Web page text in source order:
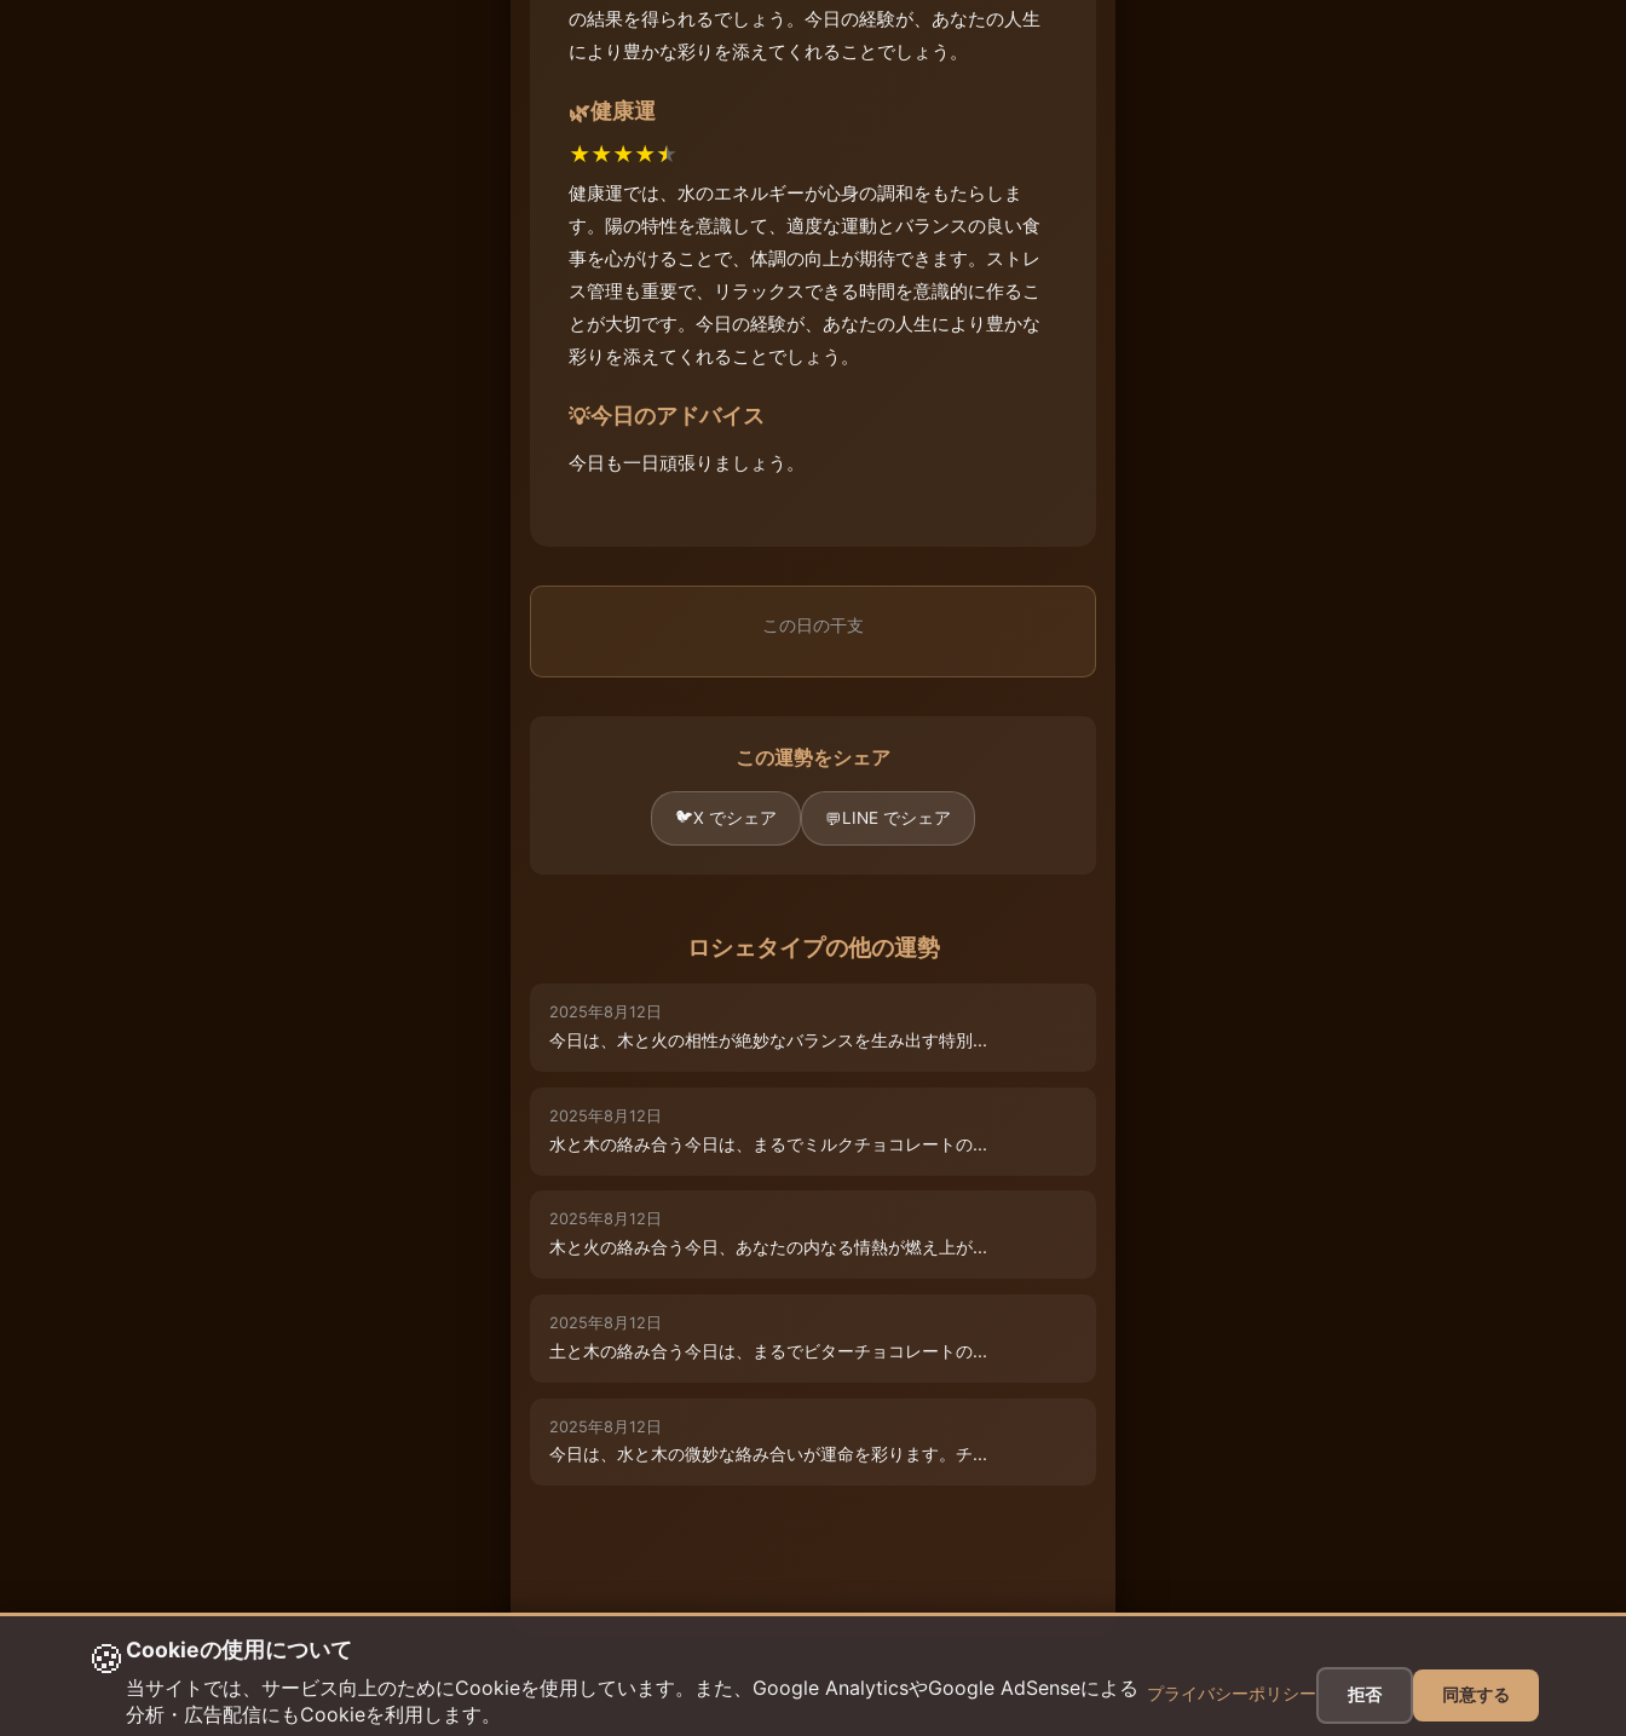
の結果を得られるでしょう。今日の経験が、あなたの人生
により豊かな彩りを添えてくれることでしょう。
🌿健康運
★★★★★
健康運では、水のエネルギーが心身の調和をもたらしま
す。陽の特性を意識して、適度な運動とバランスの良い食
事を心がけることで、体調の向上が期待できます。ストレ
ス管理も重要で、リラックスできる時間を意識的に作るこ
とが大切です。今日の経験が、あなたの人生により豊かな
彩りを添えてくれることでしょう。
💡今日のアドバイス
今日も一日頑張りましょう。
この日の干支
この運勢をシェア
🐦X でシェア 💬LINE でシェア
ロシェタイプの他の運勢
2025年8月12日
今日は、木と火の相性が絶妙なバランスを生み出す特別...
2025年8月12日
水と木の絡み合う今日は、まるでミルクチョコレートの...
2025年8月12日
木と火の絡み合う今日、あなたの内なる情熱が燃え上が...
2025年8月12日
土と木の絡み合う今日は、まるでビターチョコレートの...
2025年8月12日
今日は、水と木の微妙な絡み合いが運命を彩ります。チ...
🍪 Cookieの使用について
当サイトでは、サービス向上のためにCookieを使用しています。また、Google AnalyticsやGoogle AdSenseによる
分析・広告配信にもCookieを利用します。
プライバシーポリシー 拒否 同意する